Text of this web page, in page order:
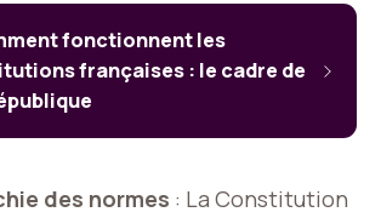
fonctionnent les
françaises : le cadre de
des normes : La Constitution